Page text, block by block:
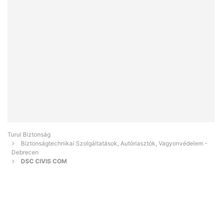
Turul Biztonság
Biztonságtechnikai Szolgáltatások, Autóriasztók, Vagyonvédelem -
Debrecen
DSC CIVIS COM